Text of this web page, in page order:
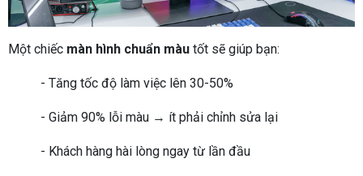
Một chiếc màn hình chuẩn màu tốt sẽ giúp bạn:
- Tăng tốc độ làm việc lên 30-50%
- Giảm 90% lỗi màu → ít phải chỉnh sửa lại
- Khách hàng hài lòng ngay từ lần đầu